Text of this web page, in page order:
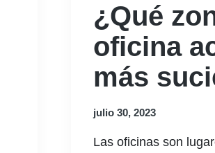
¿Qué
oficina
más
julio 30, 2023
Las oficinas son